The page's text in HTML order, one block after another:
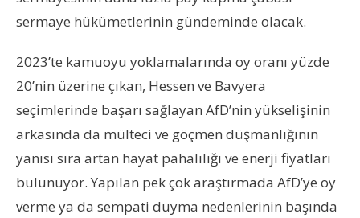
sermaye hükümetlerinin gündeminde olacak.
2023’te kamuoyu yoklamalarında oy oranı yüzde
20’nin üzerine çıkan, Hessen ve Bavyera
seçimlerinde başarı sağlayan AfD’nin yükselişinin
arkasında da mülteci ve göçmen düşmanlığının
yanısı sıra artan hayat pahalılığı ve enerji fiyatları
bulunuyor. Yapılan pek çok araştırmada AfD’ye oy
verme ya da sempati duyma nedenlerinin başında